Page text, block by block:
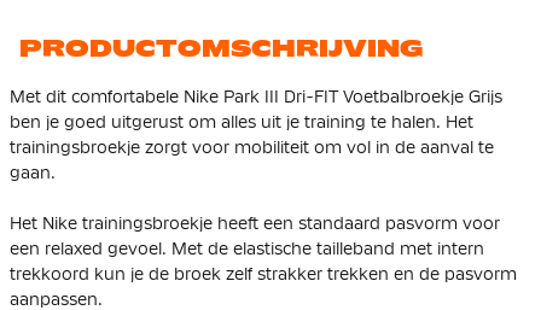
PRODUCTOMSCHRIJVING
Met dit comfortabele Nike Park III Dri-FIT Voetbalbroekje Grijs
ben je goed uitgerust om alles uit je training te halen. Het
trainingsbroekje zorgt voor mobiliteit om vol in de aanval te
gaan.
Het Nike trainingsbroekje heeft een standaard pasvorm voor
een relaxed gevoel. Met de elastische tailleband met intern
trekkoord kun je de broek zelf strakker trekken en de pasvorm
aanpassen.